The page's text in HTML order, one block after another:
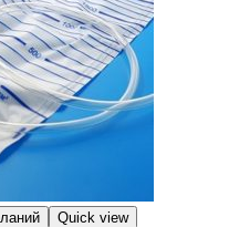
Quick view